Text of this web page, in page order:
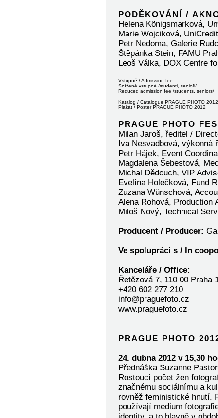
PODĚKOVÁNÍ /
Helena Königsmarková,
Marie Wojciková,
Petr Nedoma, Galerie
Štěpánka Stein, FAMU
Leoš Válka, DOX Centre
Vstupné / Admission fee
Snížené vstupné /studenti, senioři/
Reduced admission fee /students, seniors/
Katalog / Catalogue PRAGUE PHOTO
Plakát / Poster PRAGUE PHOTO 2012
PRAGUE PHOTO
Milan Jaroš, ředitel /
Iva Nesvadbová, výkonná
Petr Hájek, Event
Magdalena Šebestová,
Michal Dědouch, VIP
Evelína Holečková, Fund
Zuzana Wünschová,
Alena Rohová, Production
Miloš Nový, Technical
Producent / Producer:
Ve spolupráci s / In
Kanceláře / Office:
Řetězová 7, 110 00 Praha
+420 602 277 210
info@praguefoto.cz
www.praguefoto.cz
PRAGUE PHOTO
24. dubna 2012 v 15,30
Přednáška Suzanne
Rostoucí počet žen
značnému sociálnímu a
rovněž feministické hnutí.
používají medium